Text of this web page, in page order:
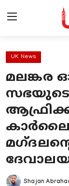
Home
Contact Us
UK News
National
UK News
Shajan